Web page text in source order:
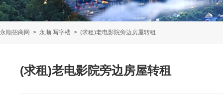
永顺招商网 > 永顺 写字楼 > (求租)老电影院旁边房屋转租
(求租)老电影院旁边房屋转租